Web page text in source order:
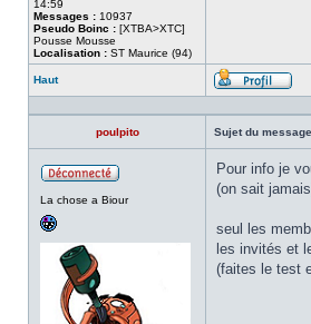
14:59
Messages : 10937
Pseudo Boinc : [XTBA>XTC]
Pousse Mousse
Localisation : ST Maurice (94)
Haut
poulpito Sujet du
ligne
La chose a Biour
Pour info je
(on sait
seul les
les invités et
(faites le test